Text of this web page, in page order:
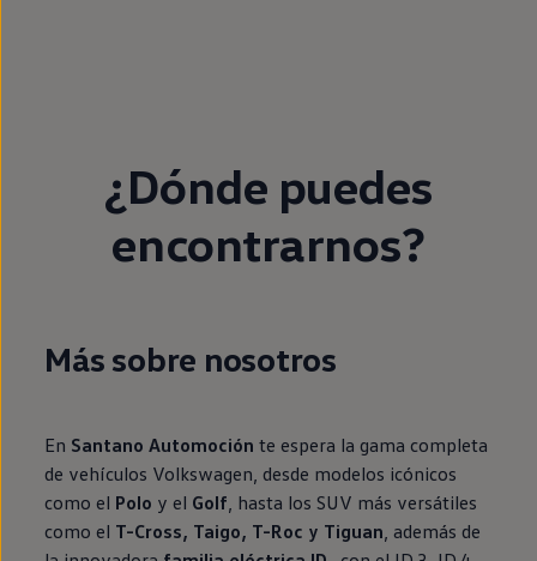
¿Dónde puedes
encontrarnos?
Más sobre nosotros
En Santano Automoción te espera la gama completa
de vehículos Volkswagen, desde modelos icónicos
como el Polo y el Golf , hasta los SUV más versátiles
como el T-Cross, Taigo, T-Roc y Tiguan , además de